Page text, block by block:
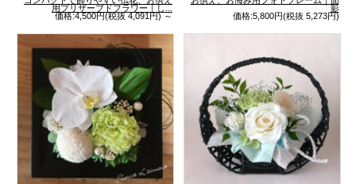
用プリザーブドフラワー｜し...
価格:4,500円(税抜 4,091円)～
影
価格:5,800円(税抜 5,273円)